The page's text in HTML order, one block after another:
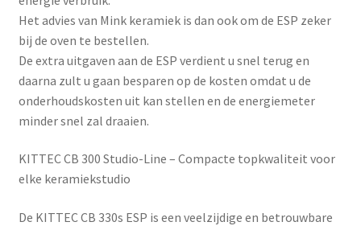
Het advies van Mink keramiek is dan ook om de ESP zeker
bij de oven te bestellen.
De extra uitgaven aan de ESP verdient u snel terug en
daarna zult u gaan besparen op de kosten omdat u de
onderhoudskosten uit kan stellen en de energiemeter
minder snel zal draaien.
KITTEC CB 300 Studio-Line – Compacte topkwaliteit voor
elke keramiekstudio
De KITTEC CB 330s ESP is een veelzijdige en betrouwbare